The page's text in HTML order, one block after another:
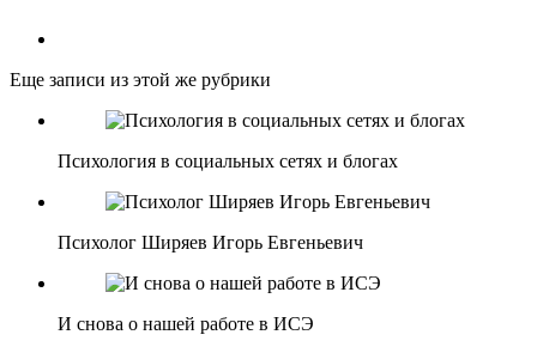
Еще записи из этой же рубрики
Психология в социальных сетях и блогах
Психолог Ширяев Игорь Евгеньевич
И снова о нашей работе в ИСЭ